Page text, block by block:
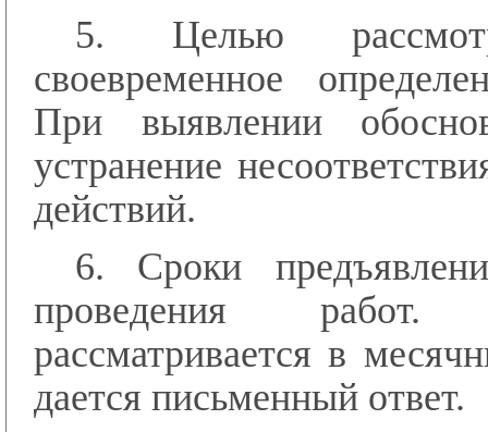
5. Целью
своевременное
При выявлении
устранение
действий.
6. Сроки
проведения работ.
рассматривается в
дается письменный ответ.